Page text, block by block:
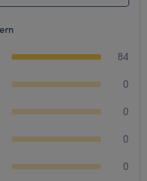
84
0
0
0
0